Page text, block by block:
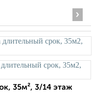
›
35м², 3/14 этаж